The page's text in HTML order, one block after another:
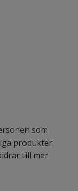
som
produkter
till mer